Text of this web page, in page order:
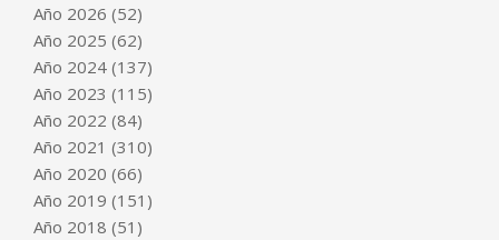
Año 2026 (52)
Año 2025 (62)
Año 2024 (137)
Año 2023 (115)
Año 2022 (84)
Año 2021 (310)
Año 2020 (66)
Año 2019 (151)
Año 2018 (51)